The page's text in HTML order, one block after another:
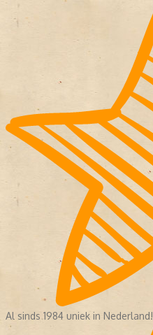
Al sinds 1984 uniek in Nederland!